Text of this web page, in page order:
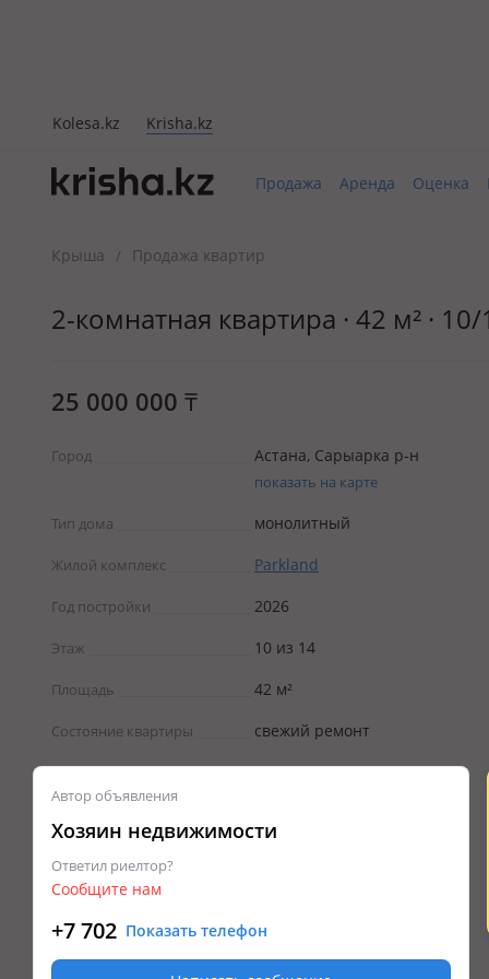
Kolesa.kz Krisha.kz
Продажа Аренда Оценка
Крыша / Продажа квартир
2-комнатная квартира · 42 м² ·
25 000 000 ₸
Город Астана, Сарыарка р-н
показать на карте
Тип дома монолитный
Жилой комплекс Parkland
Год постройки 2026
Этаж 10 из 14
Площадь 42 м²
Состояние квартиры свежий ремонт
Автор объявления
Хозяин недвижимости
Ответил риелтор?
Сообщите нам
+7 702 Показать телефон